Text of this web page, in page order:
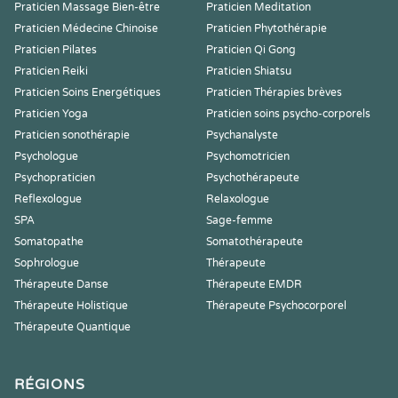
Praticien Massage Bien-être
Praticien Meditation
Praticien Médecine Chinoise
Praticien Phytothérapie
Praticien Pilates
Praticien Qi Gong
Praticien Reiki
Praticien Shiatsu
Praticien Soins Energétiques
Praticien Thérapies brèves
Praticien Yoga
Praticien soins psycho-corporels
Praticien sonothérapie
Psychanalyste
Psychologue
Psychomotricien
Psychopraticien
Psychothérapeute
Reflexologue
Relaxologue
SPA
Sage-femme
Somatopathe
Somatothérapeute
Sophrologue
Thérapeute
Thérapeute Danse
Thérapeute EMDR
Thérapeute Holistique
Thérapeute Psychocorporel
Thérapeute Quantique
RÉGIONS